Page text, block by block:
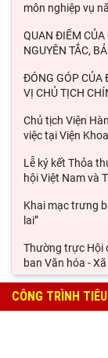
môn nghiệp vụ
QUAN ĐIỂM CỦA
NGUYÊN TẮC,
ĐÓNG GÓP CỦA
VỊ CHỦ TỊCH
Chủ tịch Viện
việc tại Viện
Lễ ký kết Thỏa
hội Việt Nam và
Khai mạc trưng
lai”
Thường trực Hội
ban Văn hóa -
Đảng ủy Viện
CÔNG TRÌNH